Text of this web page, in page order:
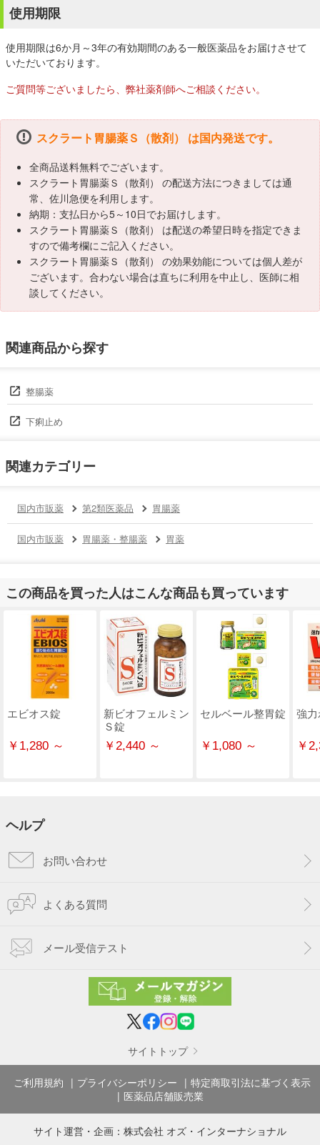
使用期限
使用期限は6か月～3年の有効期間のある一般医薬品をお届けさせて
いただいております。
ご質問等ございましたら、弊社薬剤師へご相談ください。
スクラート胃腸薬Ｓ（散剤） は国内発送です。
全商品送料無料でございます。
スクラート胃腸薬Ｓ（散剤） の配送方法につきましては通
常、佐川急便を利用します。
納期：支払日から5～10日でお届けします。
スクラート胃腸薬Ｓ（散剤） は配送の希望日時を指定できま
すので備考欄にご記入ください。
スクラート胃腸薬Ｓ（散剤） の効果効能については個人差が
ございます。合わない場合は直ちに利用を中止し、医師に相
談してください。
関連商品から探す
整腸薬
下痢止め
関連カテゴリー
国内市販薬 第2類医薬品 胃腸薬
国内市販薬 胃腸薬・整腸薬 胃薬
この商品を買った人はこんな商品も買っています
エビオス錠
￥1,280 ～
新ビオフェルミン
Ｓ錠
￥2,440 ～
セルベール整胃錠
￥1,080 ～
強
￥
ヘルプ
お問い合わせ
よくある質問
メール受信テスト
サイトトップ
ご利用規約 プライバシーポリシー
特定商取引法に基づく表示
医薬品店舗販売業
サイト運営・企画： 株式会社 オズ・インターナショナル